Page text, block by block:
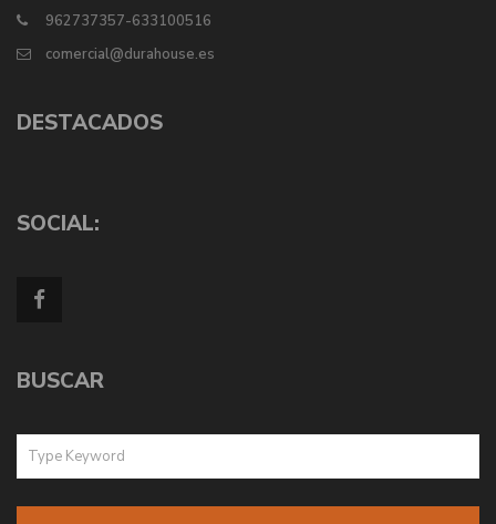
962737357-633100516
comercial@durahouse.es
DESTACADOS
SOCIAL:
BUSCAR